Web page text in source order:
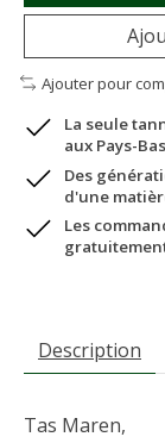
Ajouter pour
La seule
aux Pays-Bas
Des
d'une
Les
gratuitement
Description
Tas Maren,